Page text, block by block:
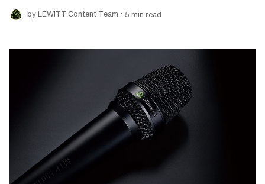
by LEWITT Content Team • 5 min read